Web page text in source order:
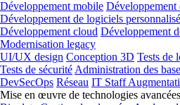
Développement mobile Développement
Développement de logiciels
Développement cloud Développement
Modernisation legacy
UI/UX design Conception 3D Tests de
Tests de sécurité Administration des
DevSecOps Réseau IT Staff
Mise en œuvre de technologies avancées